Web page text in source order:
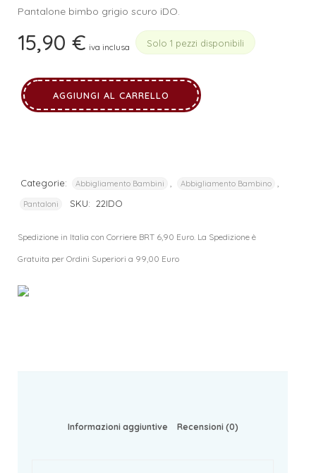
Pantalone bimbo grigio scuro iDO.
15,90 € iva inclusa Solo 1 pezzi disponibili
AGGIUNGI AL CARRELLO
Categorie: Abbigliamento Bambini Abbigliamento Bambino
Pantaloni SKU: 22IDO
Spedizione in Italia con Corriere BRT 6,90 Euro. La Spedizione è
Gratuita per Ordini Superiori a 99,00 Euro
Informazioni aggiuntive Recensioni (0)